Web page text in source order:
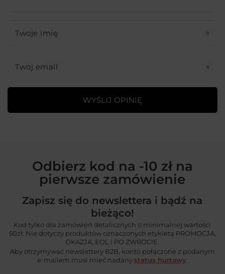
Twoje imię
Twój email
WYŚLIJ OPINIĘ
Odbierz kod na -10 zł na
pierwsze zamówienie
Zapisz się do newslettera i bądź na
bieżąco!
Kod tylko dla zamówień detalicznych o minimalnej wartości
50zł. Nie dotyczy produktów oznaczonych etykietą PROMOCJA,
OKAZJA, EOL i PO ZWROCIE.
Aby otrzymywać newslettery B2B, konto połączone z podanym
e-mailem musi mieć nadany status hurtowy.